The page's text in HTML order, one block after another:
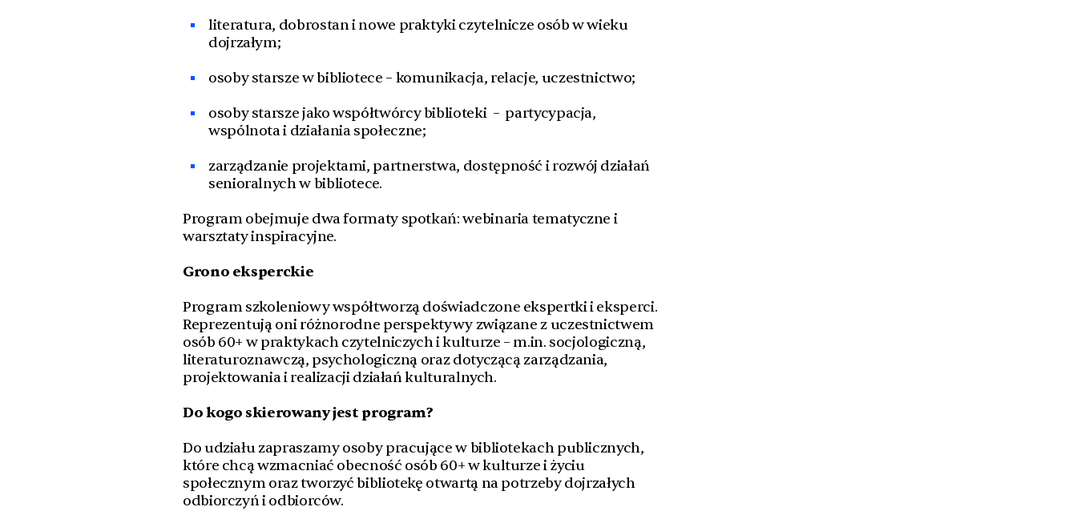
literatura, dobrostan i nowe praktyki czytelnicze osób w wieku
dojrzałym;
osoby starsze w bibliotece – komunikacja, relacje, uczestnictwo;
osoby starsze jako współtwórcy biblioteki – partycypacja,
wspólnota i działania społeczne;
zarządzanie projektami, partnerstwa, dostępność i rozwój działań
senioralnych w bibliotece.
Program obejmuje dwa formaty spotkań: webinaria tematyczne i
warsztaty inspiracyjne.
Grono eksperckie
Program szkoleniowy współtworzą doświadczone ekspertki i eksperci.
Reprezentują oni różnorodne perspektywy związane z uczestnictwem
osób 60+ w praktykach czytelniczych i kulturze – m.in. socjologiczną,
literaturoznawczą, psychologiczną oraz dotyczącą zarządzania,
projektowania i realizacji działań kulturalnych.
Do kogo skierowany jest program?
Do udziału zapraszamy osoby pracujące w bibliotekach publicznych,
które chcą wzmacniać obecność osób 60+ w kulturze i życiu
społecznym oraz tworzyć bibliotekę otwartą na potrzeby dojrzałych
odbiorczyń i odbiorców.